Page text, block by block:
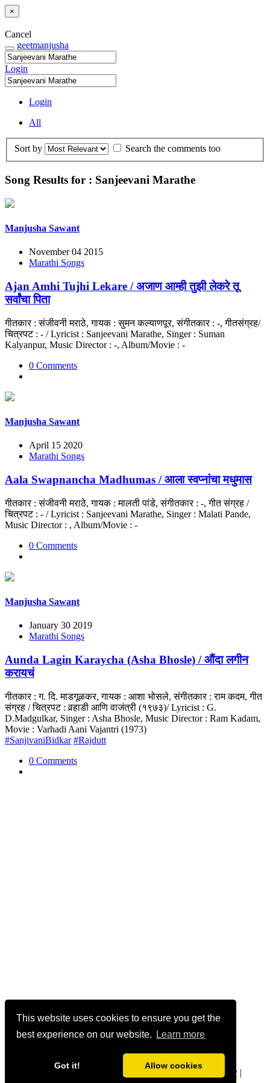
This website uses cookies to ensure you get the
best experience on our website.
Learn more
Got it! Allow cookies
×
Cancel
geetmanjusha
Login
Login
All
Sort by Search the comments too
Song Results for : Sanjeevani Marathe
Manjusha Sawant
November 04 2015
Marathi Songs
Ajan Amhi Tujhi Lekare / अजाण आम्ही तुझी लेकरे तू
सर्वांचा पिता
गीतकार : संजीवनी मराठे, गायक : सुमन कल्याणपूर, संगीतकार : -, गीतसंग्रह/
चित्रपट : - / Lyricist : Sanjeevani Marathe, Singer : Suman
Kalyanpur, Music Director : -, Album/Movie : -
0 Comments
Manjusha Sawant
April 15 2020
Marathi Songs
Aala Swapnancha Madhumas / आला स्वप्नांचा मधुमास
गीतकार : संजीवनी मराठे, गायक : मालती पांडे, संगीतकार : -, गीत संग्रह /
चित्रपट : - / Lyricist : Sanjeevani Marathe, Singer : Malati Pande,
Music Director : , Album/Movie : -
0 Comments
Manjusha Sawant
January 30 2019
Marathi Songs
Aunda Lagin Karaycha (Asha Bhosle) / औंदा लगीन
करायचं
गीतकार : ग. दि. माडगूळकर, गायक : आशा भोसले, संगीतकार : राम कदम, गीत
संग्रह / चित्रपट : वर्‍हाडी आणि वाजंत्री (१९७३)/ Lyricist : G.
D.Madgulkar, Singer : Asha Bhosle, Music Director : Ram Kadam,
Movie : Varhadi Aani Vajantri (1973)
#SanjivaniBidkar #Rajdutt
0 Comments
Privacy |